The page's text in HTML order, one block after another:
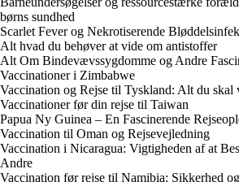
børns sundhed
Scarlet Fever og Nekrotiserende
Alt hvad du behøver at vide om antistoffer
Alt Om Bindevævssygdomme og Andre
Vaccinationer i Zimbabwe
Vaccination og Rejse til Tyskland: Alt du skal
Vaccinationer før din rejse til Taiwan
Papua Ny Guinea – En Fascinerende
Vaccination til Oman og Rejsevejledning
Vaccination i Nicaragua: Vigtigheden af at
Andre
Vaccination før rejse til Namibia: Sikkerhed